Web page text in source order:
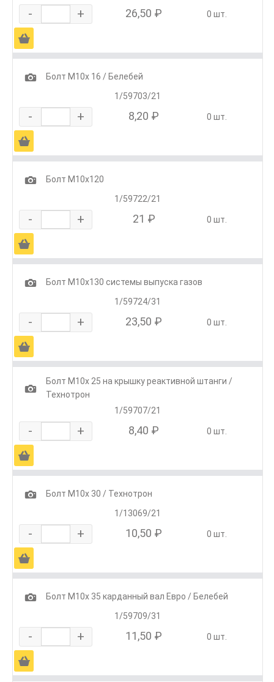
- + 26,50 ₽ 0 шт.
Ä
1
Болт М10х 16 / Белебей
1/59703/21
- + 8,20 ₽ 0 шт.
Ä
1
Болт М10х120
1/59722/21
- + 21 ₽ 0 шт.
Ä
1
Болт М10х130 системы выпуска газов
1/59724/31
- + 23,50 ₽ 0 шт.
Ä
1
Болт М10х 25 на крышку реактивной штанги /
Технотрон
1/59707/21
- + 8,40 ₽ 0 шт.
Ä
1
Болт М10х 30 / Технотрон
1/13069/21
- + 10,50 ₽ 0 шт.
Ä
1
Болт М10х 35 карданный вал Евро / Белебей
1/59709/31
- + 11,50 ₽ 0 шт.
Ä